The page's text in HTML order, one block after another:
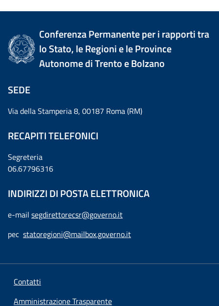
Conferenza Permanente per i rapporti tra
lo Stato, le Regioni e le Province
Autonome di Trento e Bolzano
SEDE
Via della Stamperia 8, 00187 Roma (RM)
RECAPITI TELEFONICI
Segreteria
06.67796316
INDIRIZZI DI POSTA ELETTRONICA
e-mail segdirettorecsr@governo.it
pec statoregioni@mailbox.governo.it
Contatti
Amministrazione Trasparente